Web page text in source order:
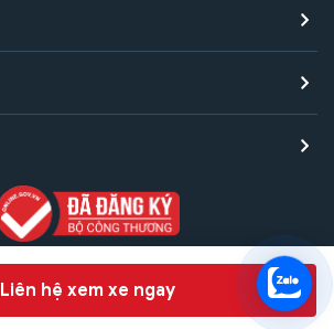
Chat hỗ trợ
Liên hệ xem xe ngay
Bảo mật quyền riêng tư
Điều khoản sử dụng